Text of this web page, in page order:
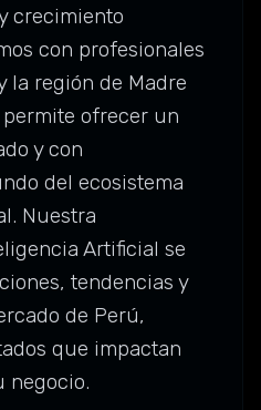
crecimiento
con profesionales
la región de Madre
ofrecer un
y con
del ecosistema
Nuestra
Artificial se
tendencias y
de Perú,
que impactan
negocio.